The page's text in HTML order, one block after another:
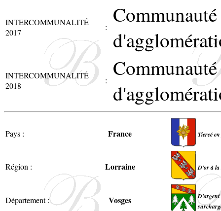
INTERCOMMUNALITÉ
2017
:
Communauté
INTERCOMMUNALITÉ
2018
:
Communauté
Pays : France Tiercé
Région : Lorraine D'or à la
Département : Vosges